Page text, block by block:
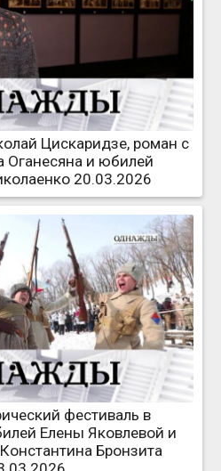
Цискаридзе, роман с
Оганесяна и юбилей
20.03.2026
фестиваль в
Елены Яковлевой и
Бронзита